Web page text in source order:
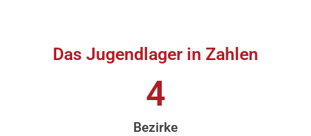
Das Jugendlager in Zahlen
Bezirke
4